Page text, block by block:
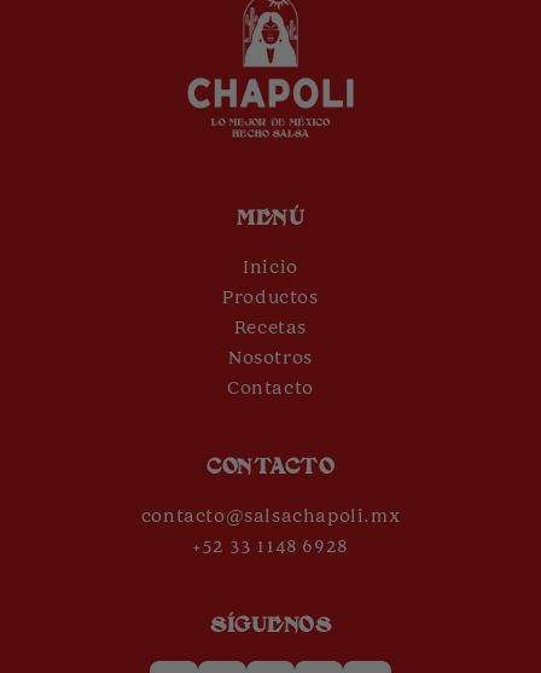
MENÚ
Inicio
Productos
Recetas
Nosotros
Contacto
CONTACTO
contacto@salsachapoli.mx
+52 33 1148 6928
SÍGUENOS